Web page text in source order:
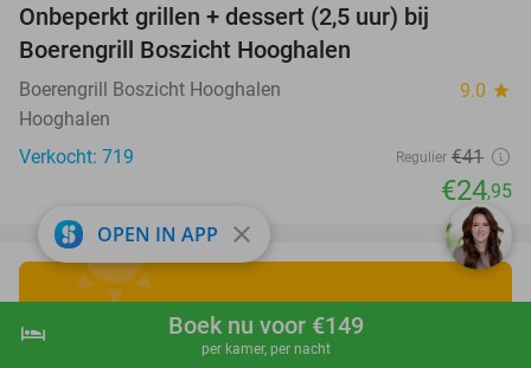
shopping_cart Boek nu
hotel Boek nu voor €149
per kamer, per nacht
Onbeperkt grillen + dessert (2,5 uur) bij
Boerengrill Boszicht Hooghalen
Boerengrill Boszicht Hooghalen 9.0 star
Hooghalen
Verkocht: 719
Regulier €41
€24,95
Ontdek de leukste
OPEN IN APP close